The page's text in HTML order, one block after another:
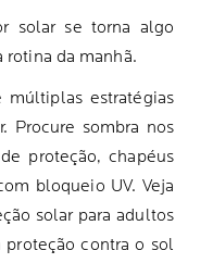
solar se torna algo
rotina da manhã.
estratégias
Procure sombra nos
proteção, chapéus
bloqueio UV. Veja
solar para adultos
proteção contra o sol